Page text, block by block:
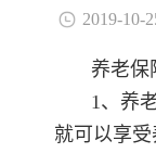
2019-10-
养老保
1、养
就可以享受